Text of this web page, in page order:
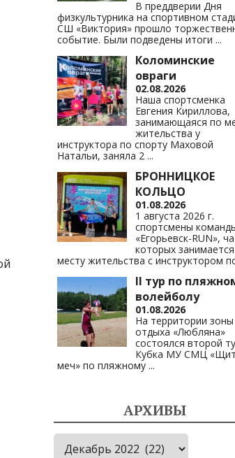
В преддверии Дня
физкультурника на спортивном
СШ «Виктория» прошло
событие. Были подведены итоги ...
Коломинские
овраги
02.08.2026
Наша спортсменка
Евгения Кириллова,
занимающаяся по
жительства у
инструктора по спорту Маховой
Натальи, заняла 2 ...
БРОННИЦКОЕ
КОЛЬЦО
01.08.2026
1 августа 2026 г.
спортсмены
«Егорьевск-RUN»,
которых
месту жительства с инструктором
II тур по
волейболу
01.08.2026
На территории зоны
отдыха «Любляна»
состоялся второй
Кубка МУ СМЦ
меч» по пляжному ...
АРХИВЫ
Архивы